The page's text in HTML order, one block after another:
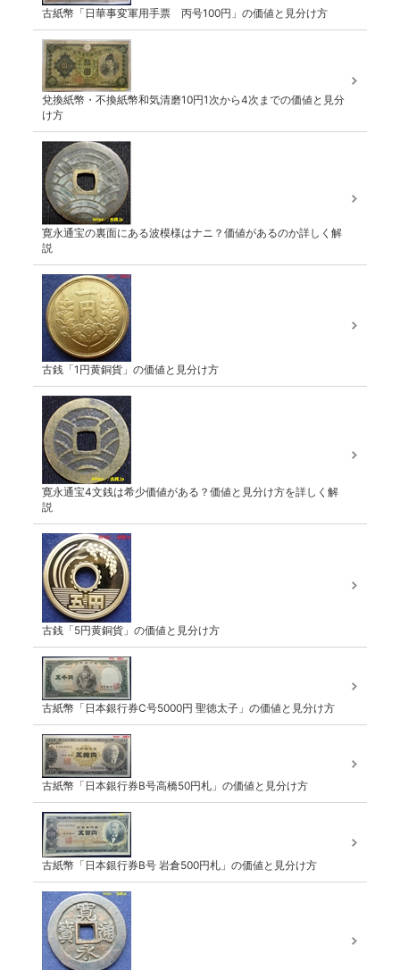
古紙幣「日華事変軍用手票 丙号100円」の価値と見分け方
兌換紙幣・不換紙幣和気清磨10円1次から4次までの価値と見分
け方
寛永通宝の裏面にある波模様はナニ？価値があるのか詳しく解
説
古銭「1円黄銅貨」の価値と見分け方
寛永通宝4文銭は希少価値がある？価値と見分け方を詳しく解
説
古銭「5円黄銅貨」の価値と見分け方
古紙幣「日本銀行券C号5000円 聖徳太子」の価値と見分け方
古紙幣「日本銀行券B号高橋50円札」の価値と見分け方
古紙幣「日本銀行券B号 岩倉500円札」の価値と見分け方